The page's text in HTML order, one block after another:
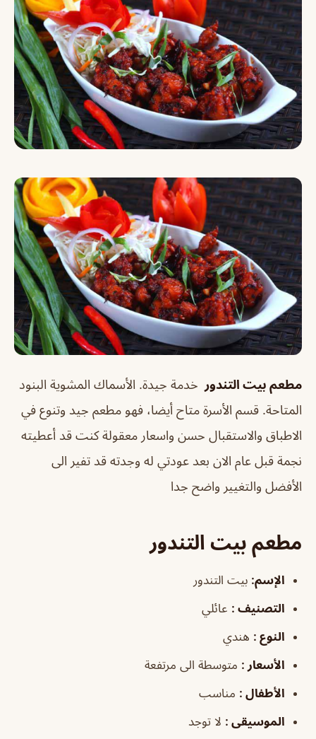
مطعم بيت التندور خدمة جيدة. الأسماك المشوية البنود
المتاحة. قسم الأسرة متاح أيضا، فهو مطعم جيد وتنوع في
الاطباق والاستقبال حسن واسعار معقولة كنت قد أعطيته
نجمة قبل عام الان بعد عودتي له وجدته قد تفير الى
الأفضل والتغيير واضح جدا
مطعم بيت التندور
الإسم: بيت التندور
التصنيف : عائلي
النوع : هندي
الأسعار : متوسطة الى مرتفعة
الأطفال : مناسب
الموسيقى : لا توجد